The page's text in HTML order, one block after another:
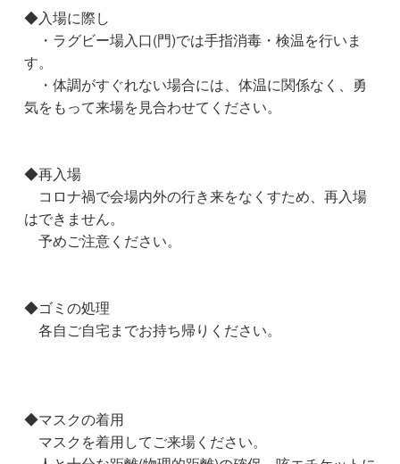
◆入場に際し
・ラグビー場入口(門)では手指消毒・検温を行いま
す。
・体調がすぐれない場合には、体温に関係なく、勇
気をもって来場を見合わせてください。
◆再入場
コロナ禍で会場内外の行き来をなくすため、再入場
はできません。
予めご注意ください。
◆ゴミの処理
各自ご自宅までお持ち帰りください。
◆マスクの着用
マスクを着用してご来場ください。